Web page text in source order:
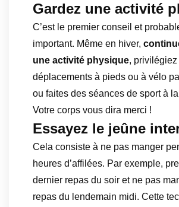
Gardez une activité
C’est le premier conseil et
important. Même en hiver,
une activité physique,
déplacements à pieds ou à vélo
ou faites des séances de sport à
Votre corps vous dira merci !
Essayez le jeûne
Cela consiste à ne pas manger
heures d’affilées. Par exemple,
dernier repas du soir et ne pas
repas du lendemain midi. Cette